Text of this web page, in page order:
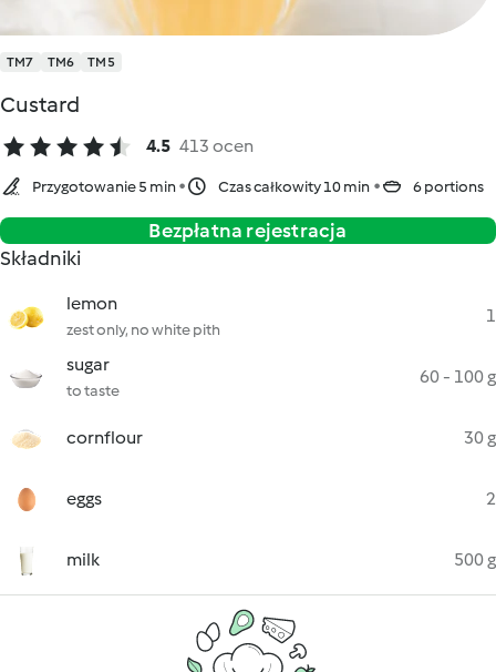
TM7 TM6 TM5
Custard
4.5 413 ocen
Przygotowanie 5 min Czas całkowity 10 min 6 portions
Bezpłatna rejestracja
Składniki
lemon
zest only, no white pith
1
sugar
to taste
60 - 100 g
cornflour 30 g
eggs 2
milk 500 g